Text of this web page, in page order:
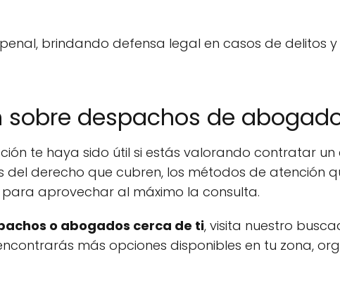
brindando defensa legal en casos de delitos
despachos de
te haya sido útil si estás valorando contratar
del derecho que cubren, los métodos de atención
aprovechar al máximo la consulta.
o abogados cerca de ti, visita nuestro
más opciones disponibles en tu zona,